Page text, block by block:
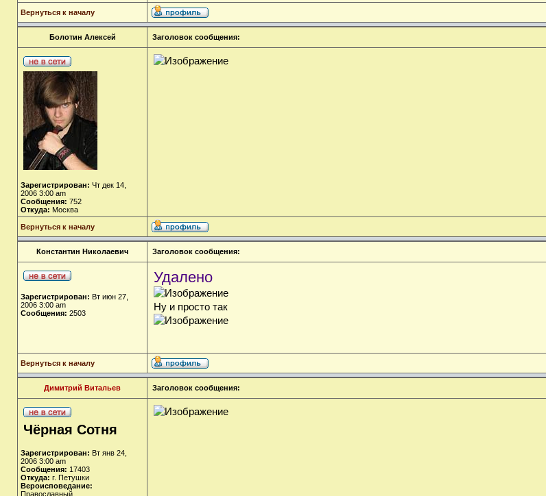
Вернуться к началу
Болотин Алексей Заголовок сообщения:
Зарегистрирован: Чт дек 14,
2006 3:00 am
Сообщения: 752
Откуда: Москва
Вернуться к началу
Константин Николаевич Заголовок сообщения:
Зарегистрирован: Вт июн 27,
2006 3:00 am
Сообщения: 2503
Удалено
Ну и просто так
Вернуться к началу
Димитрий Витальев Заголовок сообщения:
Чёрная Сотня
Зарегистрирован: Вт янв 24,
2006 3:00 am
Сообщения: 17403
Откуда: г. Петушки
Вероисповедание:
Православный